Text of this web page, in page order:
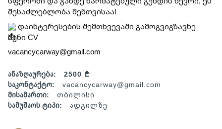
შესაძლებლობა შენთვისაა!
დაინტერესების შემთხვევაში გამოგვიგზავნე
შენი CV
vacancycarway@gmail.com
ანაზღაურება:
2500 ₾
საკონტაქტო:
vacancycarway@gmail.com
მისამართი:
თბილისი
სამუშაოს ტიპი:
ადგილზე